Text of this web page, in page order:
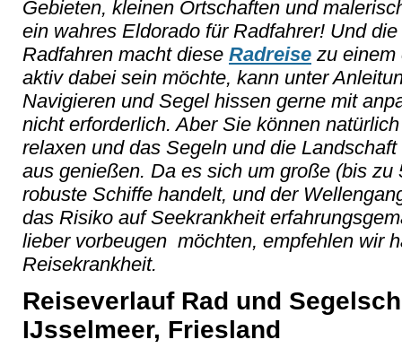
Gebieten, kleinen Ortschaften und
ein wahres Eldorado für Radfahrer! Und
Radfahren macht diese Radreise zu einem
aktiv dabei sein möchte, kann unter
Navigieren und Segel hissen gerne mit
nicht erforderlich. Aber Sie können
relaxen und das Segeln und die
aus genießen. Da es sich um große (bis zu
robuste Schiffe handelt, und der
das Risiko auf Seekrankheit
lieber vorbeugen möchten, empfehlen wir
Reisekrankheit.
Reiseverlauf Rad und
IJsselmeer, Friesland